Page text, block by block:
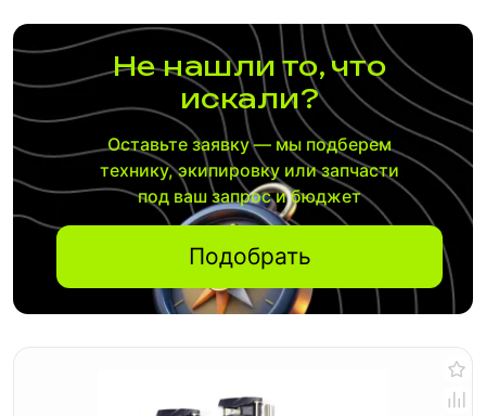
Не нашли то, что
искали?
Оставьте заявку — мы подберем
технику, экипировку или запчасти
под ваш запрос и бюджет
Подобрать